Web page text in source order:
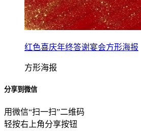
红色喜庆年终答谢宴会方形海报
方形海报
分享到微信
用微信“扫一扫”二维码
轻按右上角分享按钮